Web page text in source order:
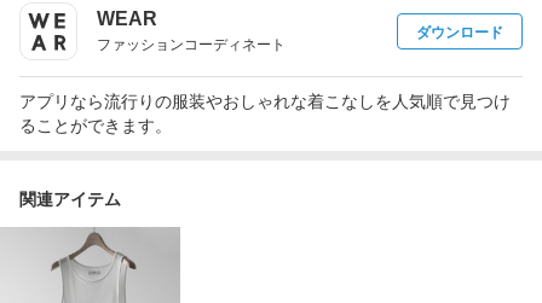
WEAR
ファッションコーディネート
ダウンロード
アプリなら流行りの服装やおしゃれな着こなしを人気順で見つけ
ることができます。
関連アイテム